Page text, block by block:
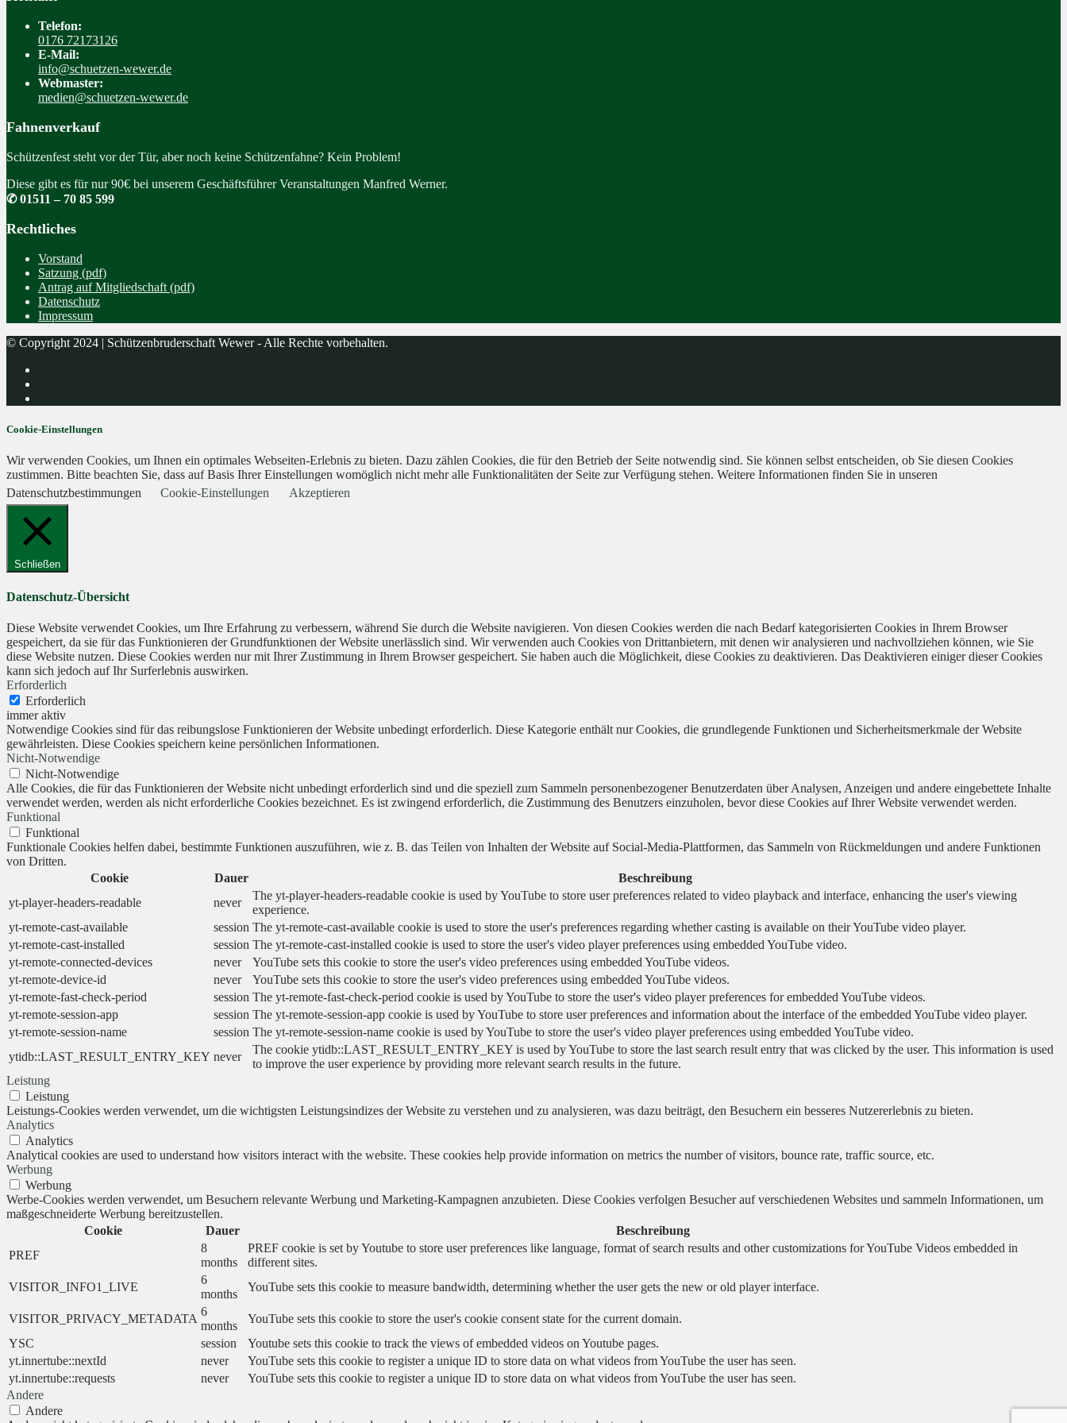
Telefon:
0176 72173126
E-Mail:
info@schuetzen-wewer.de
Webmaster:
medien@schuetzen-wewer.de
Fahnenverkauf
Schützenfest steht vor der Tür, aber noch keine Schützenfahne? Kein Problem!
Diese gibt es für nur 90€ bei unserem Geschäftsführer Veranstaltungen Manfred Werner.
✆ 01511 – 70 85 599
Rechtliches
Vorstand
Satzung (pdf)
Antrag auf Mitgliedschaft (pdf)
Datenschutz
Impressum
© Copyright 2024 | Schützenbruderschaft Wewer - Alle Rechte vorbehalten.
Cookie-Einstellungen
Wir verwenden Cookies, um Ihnen ein optimales Webseiten-Erlebnis zu bieten. Dazu zählen Cookies, die für den Betrieb der Seite notwendig sind. Sie können selbst entscheiden, ob Sie diesen Cookies
zustimmen. Bitte beachten Sie, dass auf Basis Ihrer Einstellungen womöglich nicht mehr alle Funktionalitäten der Seite zur Verfügung stehen. Weitere Informationen finden Sie in unseren
Datenschutzbestimmungen
Cookie-Einstellungen Akzeptieren
Schließen
Datenschutz-Übersicht
Diese Website verwendet Cookies, um Ihre Erfahrung zu verbessern, während Sie durch die Website navigieren. Von diesen Cookies werden die nach Bedarf kategorisierten Cookies in Ihrem Browser
gespeichert, da sie für das Funktionieren der Grundfunktionen der Website unerlässlich sind. Wir verwenden auch Cookies von Drittanbietern, mit denen wir analysieren und nachvollziehen können, wie Sie
diese Website nutzen. Diese Cookies werden nur mit Ihrer Zustimmung in Ihrem Browser gespeichert. Sie haben auch die Möglichkeit, diese Cookies zu deaktivieren. Das Deaktivieren einiger dieser Cookies
kann sich jedoch auf Ihr Surferlebnis auswirken.
Erforderlich
Erforderlich
immer aktiv
Notwendige Cookies sind für das reibungslose Funktionieren der Website unbedingt erforderlich. Diese Kategorie enthält nur Cookies, die grundlegende Funktionen und Sicherheitsmerkmale der Website
gewährleisten. Diese Cookies speichern keine persönlichen Informationen.
Nicht-Notwendige
Nicht-Notwendige
Alle Cookies, die für das Funktionieren der Website nicht unbedingt erforderlich sind und die speziell zum Sammeln personenbezogener Benutzerdaten über Analysen, Anzeigen und andere eingebettete Inhalte
verwendet werden, werden als nicht erforderliche Cookies bezeichnet. Es ist zwingend erforderlich, die Zustimmung des Benutzers einzuholen, bevor diese Cookies auf Ihrer Website verwendet werden.
Funktional
Funktional
Funktionale Cookies helfen dabei, bestimmte Funktionen auszuführen, wie z. B. das Teilen von Inhalten der Website auf Social-Media-Plattformen, das Sammeln von Rückmeldungen und andere Funktionen
von Dritten.
Cookie
Dauer
Beschreibung
yt-player-headers-readable
never
The yt-player-headers-readable cookie is used by YouTube to store user preferences related to video playback and interface, enhancing the user's viewing
experience.
yt-remote-cast-available
session The yt-remote-cast-available cookie is used to store the user's preferences regarding whether casting is available on their YouTube video player.
yt-remote-cast-installed
session The yt-remote-cast-installed cookie is used to store the user's video player preferences using embedded YouTube video.
yt-remote-connected-devices
never
YouTube sets this cookie to store the user's video preferences using embedded YouTube videos.
yt-remote-device-id
never
YouTube sets this cookie to store the user's video preferences using embedded YouTube videos.
yt-remote-fast-check-period
session The yt-remote-fast-check-period cookie is used by YouTube to store the user's video player preferences for embedded YouTube videos.
yt-remote-session-app
session The yt-remote-session-app cookie is used by YouTube to store user preferences and information about the interface of the embedded YouTube video player.
yt-remote-session-name
session The yt-remote-session-name cookie is used by YouTube to store the user's video player preferences using embedded YouTube video.
ytidb::LAST_RESULT_ENTRY_KEY never
The cookie ytidb::LAST_RESULT_ENTRY_KEY is used by YouTube to store the last search result entry that was clicked by the user. This information is used
to improve the user experience by providing more relevant search results in the future.
Leistung
Leistung
Leistungs-Cookies werden verwendet, um die wichtigsten Leistungsindizes der Website zu verstehen und zu analysieren, was dazu beiträgt, den Besuchern ein besseres Nutzererlebnis zu bieten.
Analytics
Analytics
Analytical cookies are used to understand how visitors interact with the website. These cookies help provide information on metrics the number of visitors, bounce rate, traffic source, etc.
Werbung
Werbung
Werbe-Cookies werden verwendet, um Besuchern relevante Werbung und Marketing-Kampagnen anzubieten. Diese Cookies verfolgen Besucher auf verschiedenen Websites und sammeln Informationen, um
maßgeschneiderte Werbung bereitzustellen.
Cookie
Dauer
Beschreibung
PREF
8
months
PREF cookie is set by Youtube to store user preferences like language, format of search results and other customizations for YouTube Videos embedded in
different sites.
VISITOR_INFO1_LIVE
6
months
YouTube sets this cookie to measure bandwidth, determining whether the user gets the new or old player interface.
VISITOR_PRIVACY_METADATA
6
months
YouTube sets this cookie to store the user's cookie consent state for the current domain.
YSC
session
Youtube sets this cookie to track the views of embedded videos on Youtube pages.
yt.innertube::nextId
never
YouTube sets this cookie to register a unique ID to store data on what videos from YouTube the user has seen.
yt.innertube::requests
never
YouTube sets this cookie to register a unique ID to store data on what videos from YouTube the user has seen.
Andere
Andere